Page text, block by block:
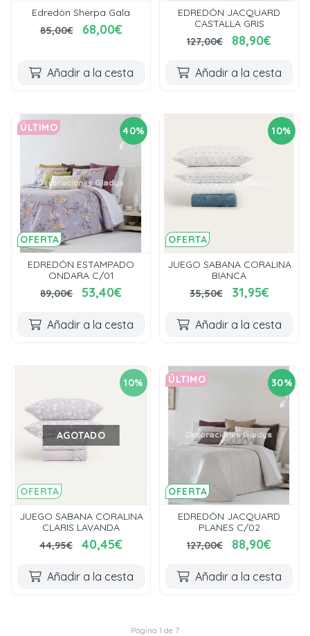
Edredón Sherpa Gala
85,00€
68,00€
Añadir a la cesta
EDREDÓN JACQUARD
CASTALLA GRIS
127,00€
88,90€
Añadir a la cesta
40%
OFERTA
ÚLTIMO
EDREDÓN ESTAMPADO
ONDARA C/01
89,00€
53,40€
Añadir a la cesta
10%
OFERTA
JUEGO SABANA CORALINA
BIANCA
35,50€
31,95€
Añadir a la cesta
10%
OFERTA
AGOTADO
JUEGO SABANA CORALINA
CLARIS LAVANDA
44,95€
40,45€
Añadir a la cesta
30%
OFERTA
ÚLTIMO
EDREDÓN JACQUARD
PLANES C/02
127,00€
88,90€
Añadir a la cesta
Página 1 de 7